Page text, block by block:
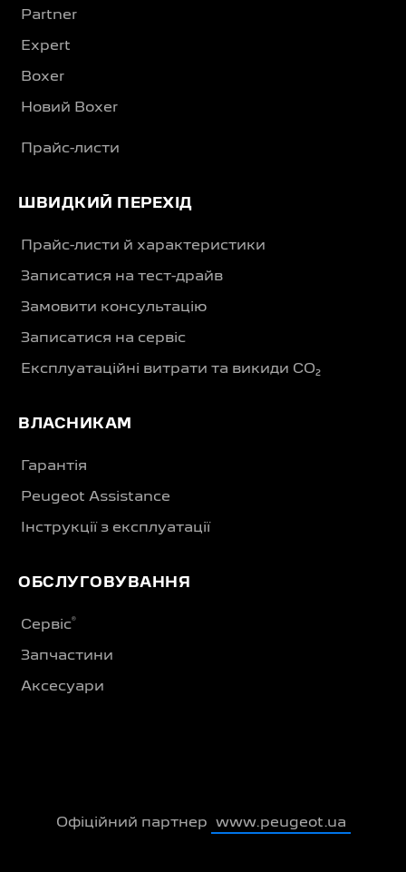
Partner
Expert
Boxer
Новий Boxer
Прайс-листи
ШВИДКИЙ ПЕРЕХІД
Прайс-листи й характеристики
Записатися на тест-драйв
Замовити консультацію
Записатися на сервіс
Експлуатаційні витрати та викиди CO₂
ВЛАСНИКАМ
Гарантія
Peugeot Assistance
Інструкції з експлуатації
ОБСЛУГОВУВАННЯ
Сервіс®
Запчастини
Аксесуари
Офіційний партнер www.peugeot.ua